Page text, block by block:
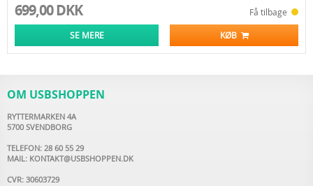
699,00 DKK Få tilbage
SE MERE KØB
OM USBSHOPPEN
RYTTERMARKEN 4A
5700 SVENDBORG
TELEFON: 28 60 55 29
MAIL: KONTAKT@USBSHOPPEN.DK
CVR: 30603729